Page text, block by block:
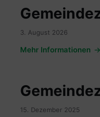
3. August 2026
Mehr Informationen
15. Dezember 2025